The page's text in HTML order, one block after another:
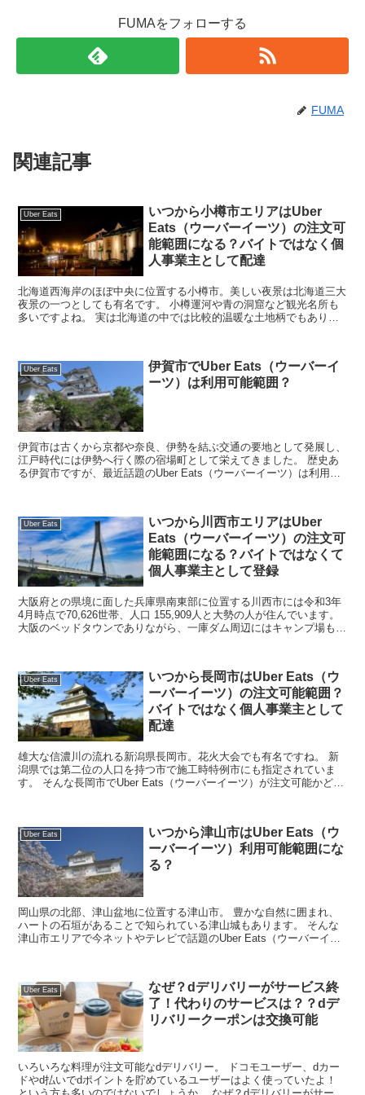
FUMAをフォローする
FUMA
関連記事
Uber Eats
いつから小樽市エリアはUber
Eats（ウーバーイーツ）の注文可
能範囲になる？バイトではなく個
人事業主として配達
北海道西海岸のほぼ中央に位置する小樽市。美しい夜景は北海道三大
夜景の一つとしても有名です。 小樽運河や青の洞窟など観光名所も
多いですよね。 実は北海道の中では比較的温暖な土地柄でもありま
Uber Eats
伊賀市でUber Eats（ウーバーイ
ーツ）は利用可能範囲？
伊賀市は古くから京都や奈良、伊勢を結ぶ交通の要地として発展し、
江戸時代には伊勢へ行く際の宿場町として栄えてきました。 歴史あ
る伊賀市ですが、最近話題のUber Eats（ウーバーイーツ）は利用可
Uber Eats
いつから川西市エリアはUber
Eats（ウーバーイーツ）の注文可
能範囲になる？バイトではなくて
個人事業主として登録
大阪府との県境に面した兵庫県南東部に位置する川西市には令和3年
4月時点で70,626世帯、人口 155,909人と大勢の人が住んでいます。
大阪のベッドタウンでありながら、一庫ダム周辺にはキャンプ場もあ
Uber Eats
いつから長岡市はUber Eats（ウ
ーバーイーツ）の注文可能範囲？
バイトではなく個人事業主として
配達
雄大な信濃川の流れる新潟県長岡市。花火大会でも有名ですね。 新
潟県では第二位の人口を持つ市で施工時特例市にも指定されていま
す。 そんな長岡市でUber Eats（ウーバーイーツ）が注文可能かどう
Uber Eats
いつから津山市はUber Eats（ウ
ーバーイーツ）利用可能範囲にな
る？
岡山県の北部、津山盆地に位置する津山市。 豊かな自然に囲まれ、
ハートの石垣があることで知られている津山城もあります。 そんな
津山市エリアで今ネットやテレビで話題のUber Eats（ウーバーイー
Uber Eats
なぜ？dデリバリーがサービス終
了！代わりのサービスは？？dデ
リバリークーポンは交換可能
いろいろな料理が注文可能なdデリバリー。 ドコモユーザー、dカー
ドやd払いでdポイントを貯めているユーザーはよく使っていたよ！